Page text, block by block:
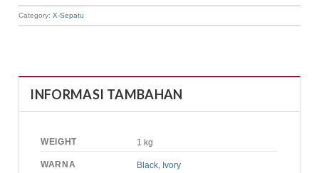
Category:X-Sepatu
INFORMASI TAMBAHAN
WEIGHT 1 kg
WARNA Black Ivory